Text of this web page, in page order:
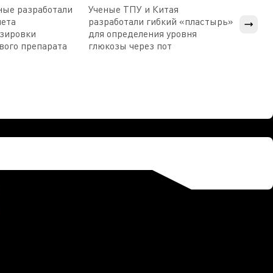
разработали
препарата
Ученые ТПУ и Китая
разработали гибкий «пластырь»
для определения уровня
глюкозы через пот